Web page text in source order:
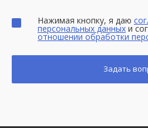
Нажимая кнопку, я даю
персональных данных и
отношении обработки